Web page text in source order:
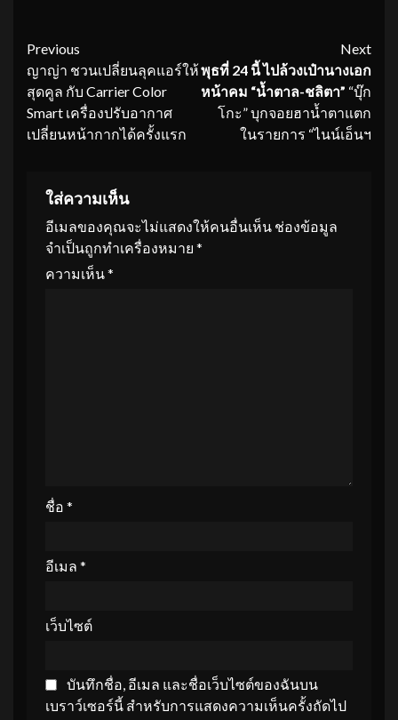
Continue
Reading
Previous
ญาญ่า ชวนเปลี่ยนลุคแอร์ให้
สุดคูล กับ Carrier Color
Smart เครื่องปรับอากาศ
เปลี่ยนหน้ากากได้ครั้งแรก
Next
พุธที่ 24 นี้ ไปล้วงเป๋านางเอก
หน้าคม “น้ำตาล-ชลิตา” “บุ๊ก
โกะ” บุกจอยฮาน้ำตาแตก
ในรายการ “ไนน์เอ็นฯ
ใส่ความเห็น
อีเมลของคุณจะไม่แสดงให้คนอื่นเห็น ช่องข้อมูล
จำเป็นถูกทำเครื่องหมาย *
ความเห็น*
ชื่อ *
อีเมล *
เว็บไซต์
บันทึกชื่อ, อีเมล และชื่อเว็บไซต์ของฉันบน
เบราว์เซอร์นี้ สำหรับการแสดงความเห็นครั้งถัดไป